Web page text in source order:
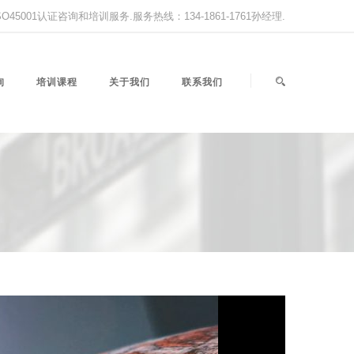
认证咨询和培训服务.服务热线：134-1861-1761孙经理.
培训课程 关于我们 联系我们